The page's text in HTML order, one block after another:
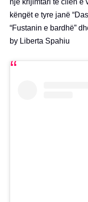
një krijimtari të cilën e
këngët e tyre janë
“Fustanin e bardhë”
by Liberta Spahiu